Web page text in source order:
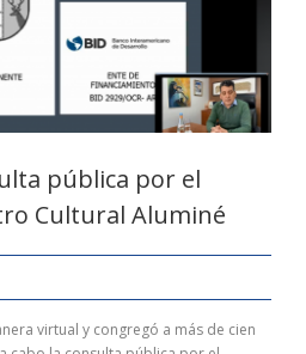
pública por el
Cultural Aluminé
virtual y congregó a más de cien